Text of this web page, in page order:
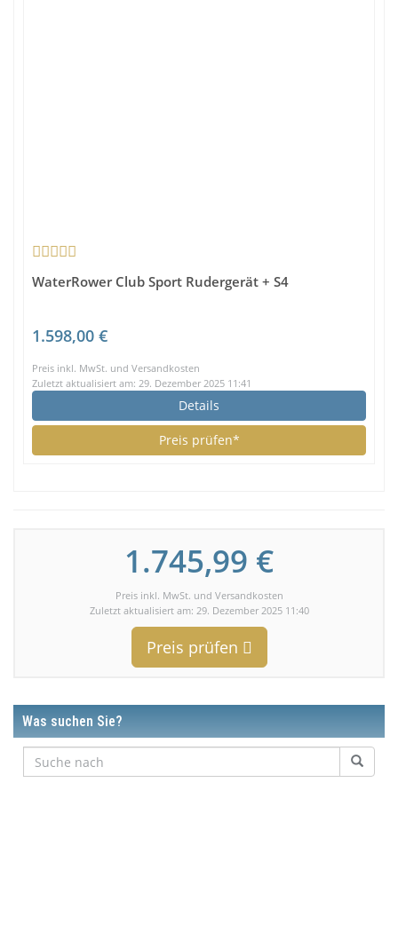
WaterRower Club Sport Rudergerät + S4
1.598,00 €
Preis inkl. MwSt. und Versandkosten
Zuletzt aktualisiert am: 29. Dezember 2025 11:41
Details
Preis prüfen*
1.745,99 €
Preis inkl. MwSt. und Versandkosten
Zuletzt aktualisiert am: 29. Dezember 2025 11:40
Preis prüfen
Was suchen Sie?